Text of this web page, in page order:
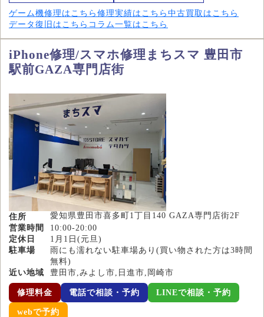
ゲーム機修理はこちら 修理実績はこちら 中古買取はこちら
データ復旧はこちら コラム一覧はこちら
iPhone修理/スマホ修理まちスマ 豊田市
駅前GAZA専門店街
住所
愛知県豊田市喜多町1丁目140 GAZA専門店街2F
営業時間
10:00-20:00
定休日
1月1日(元旦)
駐車場
雨にも濡れない駐車場あり(買い物された方は3時間
無料)
近い地域
豊田市,みよし市,日進市,岡崎市
修理料金 電話で相談・予約 LINEで相談・予約
webで予約